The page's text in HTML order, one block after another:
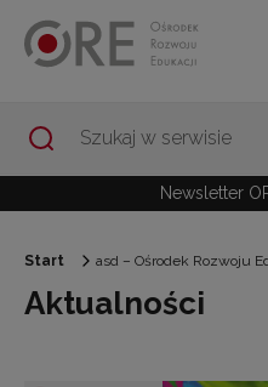
Newsletter
Start asd – Ośrodek Rozwoju
Aktualności